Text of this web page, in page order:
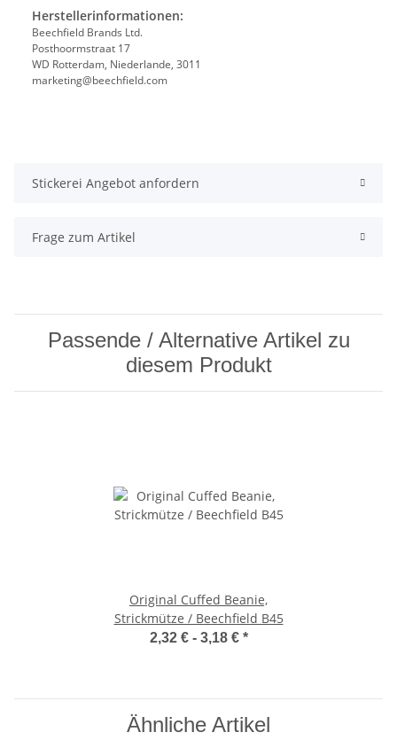
Herstellerinformationen:
Beechfield Brands Ltd.
Posthoormstraat 17
WD Rotterdam, Niederlande, 3011
marketing@beechfield.com
Stickerei Angebot anfordern
Frage zum Artikel
Passende / Alternative Artikel zu
diesem Produkt
Original Cuffed Beanie,
Strickmütze / Beechfield B45
2,32 € - 3,18 € *
Ähnliche Artikel